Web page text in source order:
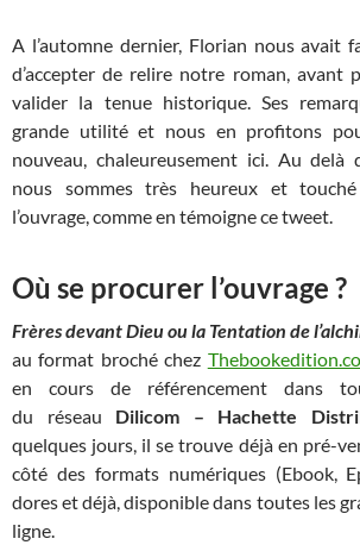
A l’automne dernier, Florian nous avait
d’accepter de relire notre roman, avant
valider la tenue historique. Ses
grande utilité et nous en profitons
nouveau, chaleureusement ici. Au delà
nous sommes très heureux et
l’ouvrage, comme en témoigne ce tweet.
Où se procurer l’ouvrage ?
Frères devant Dieu ou la Tentation de
au format broché chez
en cours de référencement dans
du réseau Dilicom – Hachette
quelques jours, il se trouve déjà en pré-
côté des formats numériques (Ebook,
dores et déjà, disponible dans toutes les
ligne.